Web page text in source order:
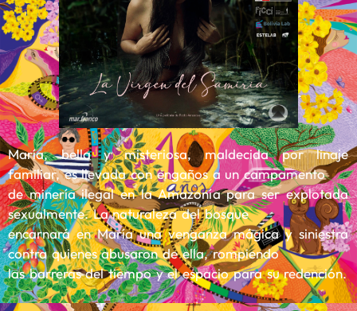
María, bella y misteriosa, maldecida por linaje
familiar, es llevada con engaños a un campamento
de minería ilegal en la Amazonía para ser explotada
sexualmente. La naturaleza del bosque
encarnará en María una venganza mágica y siniestra
contra quienes abusaron de ella, rompiendo
las barreras del tiempo y el espacio para su redención.